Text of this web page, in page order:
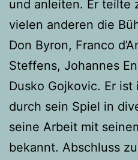
und anleiten. Er teilte
vielen anderen die
Don Byron, Franco
Steffens, Johannes
Dusko Gojkovic. Er
durch sein Spiel in
seine Arbeit mit
bekannt. Abschluss